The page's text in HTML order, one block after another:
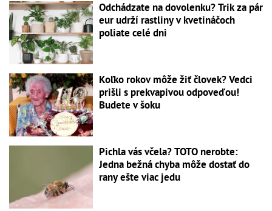
Odchádzate na dovolenku? Trik za pár
eur udrží rastliny v kvetináčoch
poliate celé dni
Koľko rokov môže žiť človek? Vedci
prišli s prekvapivou odpoveďou!
Budete v šoku
Pichla vás včela? TOTO nerobte:
Jedna bežná chyba môže dostať do
rany ešte viac jedu